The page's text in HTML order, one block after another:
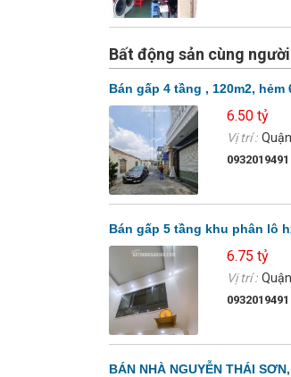
Bất động sản cùng
Bán gấp 4 tầng , 120m2,
6.50 tỷ
Vị trí :
0932019491
Bán gấp 5 tầng khu phân lô
6.75 tỷ
Vị trí :
0932019491
BÁN NHÀ NGUYỄN THÁI